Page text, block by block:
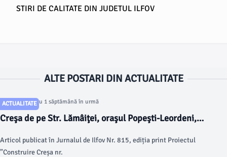
STIRI DE CALITATE DIN JUDETUL ILFOV
ALTE POSTARI DIN ACTUALITATE
ACTUALITATE
Articol postat cu 1 săptămână în urmă
Creşa de pe Str. Lămâiţei, oraşul Popeşti-Leordeni,
Articol publicat în Jurnalul de Ilfov Nr. 815, ediția print Proiectul
”Construire Creșa nr.